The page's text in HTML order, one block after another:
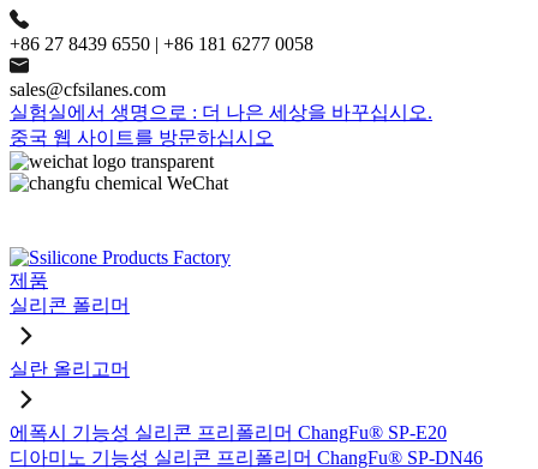
+86 27 8439 6550 | +86 181 6277 0058
sales@cfsilanes.com
실험실에서 생명으로 : 더 나은 세상을 바꾸십시오.
중국 웹 사이트를 방문하십시오
제품
실리콘 폴리머
실란 올리고머
에폭시 기능성 실리콘 프리폴리머 ChangFu® SP-E20
디아미노 기능성 실리콘 프리폴리머 ChangFu® SP-DN46